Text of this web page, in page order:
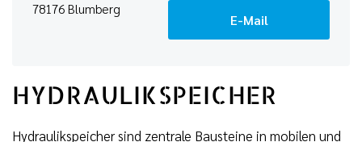
78176 Blumberg
E-Mail
HYDRAULIKSPEICHER
Hydraulikspeicher sind zentrale Bausteine in mobilen und